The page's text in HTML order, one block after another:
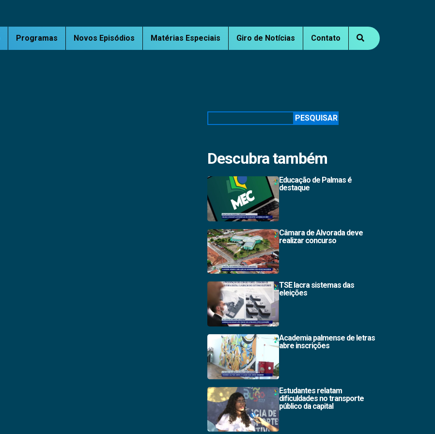
Programas Novos Episódios Matérias Especiais Giro de Notícias Contato
PESQUISAR
Descubra também
Educação de Palmas é
destaque
Câmara de Alvorada deve
realizar concurso
TSE lacra sistemas das
eleições
Academia palmense de letras
abre inscrições
Estudantes relatam
dificuldades no transporte
público da capital